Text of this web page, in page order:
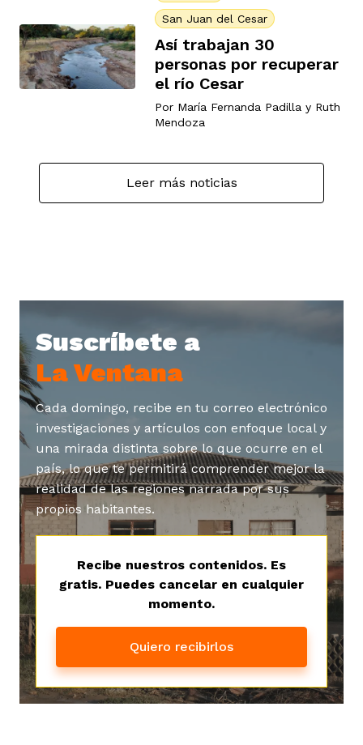
San Juan del Cesar
Así trabajan 30
personas por recuperar
el río Cesar
Por María Fernanda Padilla y Ruth
Mendoza
Leer más noticias
Suscríbete a
La Ventana
Cada domingo, recibe en tu correo electrónico
investigaciones y artículos con enfoque local y
una mirada distinta sobre lo que ocurre en el
país, lo que te permitirá comprender mejor la
realidad de las regiones narrada por sus
propios habitantes.
Recibe nuestros contenidos. Es
gratis. Puedes cancelar en cualquier
momento.
Quiero recibirlos
2023
Baja
fórmula
principios
nuestro contenido